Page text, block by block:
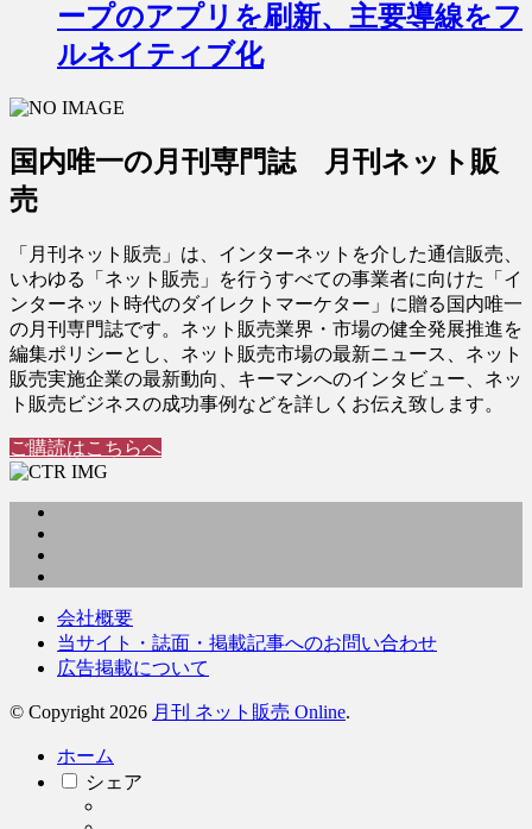
ープのアプリを刷新、主要導線をフ
ルネイティブ化
国内唯一の月刊専門誌 月刊ネット販
売
「月刊ネット販売」は、インターネットを介した通信販売、
いわゆる「ネット販売」を行うすべての事業者に向けた「イ
ンターネット時代のダイレクトマーケター」に贈る国内唯一
の月刊専門誌です。ネット販売業界・市場の健全発展推進を
編集ポリシーとし、ネット販売市場の最新ニュース、ネット
販売実施企業の最新動向、キーマンへのインタビュー、ネッ
ト販売ビジネスの成功事例などを詳しくお伝え致します。
ご購読はこちらへ
会社概要
当サイト・誌面・掲載記事へのお問い合わせ
広告掲載について
© Copyright 2026 月刊 ネット販売 Online.
ホーム
シェア